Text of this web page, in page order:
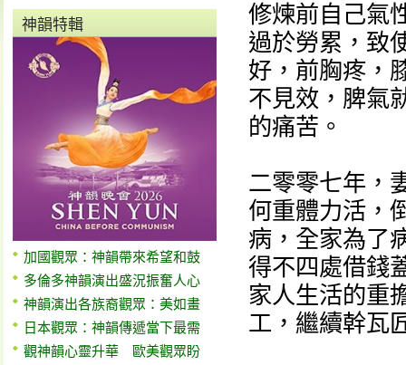
神韻特輯
加國觀眾：神韻帶來希望和鼓
多倫多神韻演出盛況振奮人心
神韻演出各族裔觀眾：美如畫
日本觀眾：神韻傳遞當下最需
觀神韻心靈升華 歐美觀眾盼
修煉前自己氣
過於勞累，致
好，前胸疼，
不見效，脾氣
的痛苦。
二零零七年，
何重體力活，
病，全家為了
得不四處借錢
家人生活的重
工，繼續幹瓦